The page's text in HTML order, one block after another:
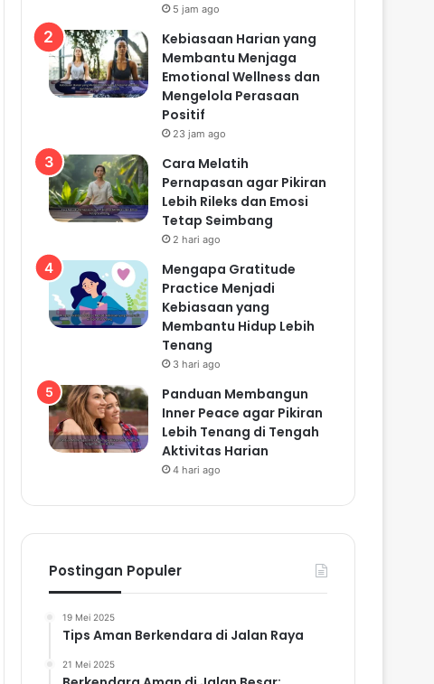
5 jam ago
Kebiasaan Harian yang
Membantu Menjaga
Emotional Wellness dan
Mengelola Perasaan
Positif
23 jam ago
Cara Melatih
Pernapasan agar Pikiran
Lebih Rileks dan Emosi
Tetap Seimbang
2 hari ago
Mengapa Gratitude
Practice Menjadi
Kebiasaan yang
Membantu Hidup Lebih
Tenang
3 hari ago
Panduan Membangun
Inner Peace agar Pikiran
Lebih Tenang di Tengah
Aktivitas Harian
4 hari ago
Postingan Populer
19 Mei 2025
Tips Aman Berkendara di Jalan Raya
21 Mei 2025